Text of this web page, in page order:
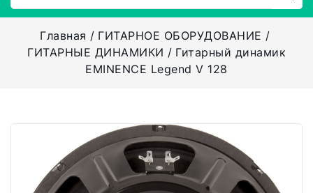
Главная
ГИТАРНОЕ ОБОРУДОВАНИЕ
ГИТАРНЫЕ ДИНАМИКИ
Гитарный динамик
EMINENCE Legend V 128